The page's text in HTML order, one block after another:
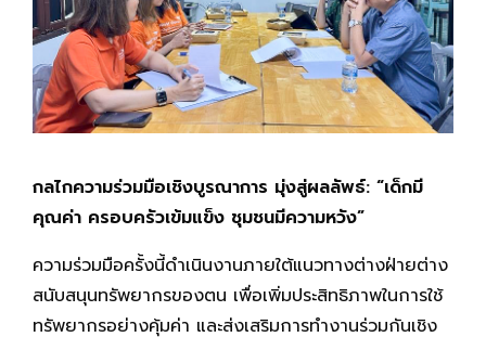
กลไกความร่วมมือเชิงบูรณาการ มุ่งสู่ผลลัพธ์: “เด็กมี
คุณค่า ครอบครัวเข้มแข็ง ชุมชนมีความหวัง”
ความร่วมมือครั้งนี้ดำเนินงานภายใต้แนวทางต่างฝ่ายต่าง
สนับสนุนทรัพยากรของตน เพื่อเพิ่มประสิทธิภาพในการใช้
ทรัพยากรอย่างคุ้มค่า และส่งเสริมการทำงานร่วมกันเชิง